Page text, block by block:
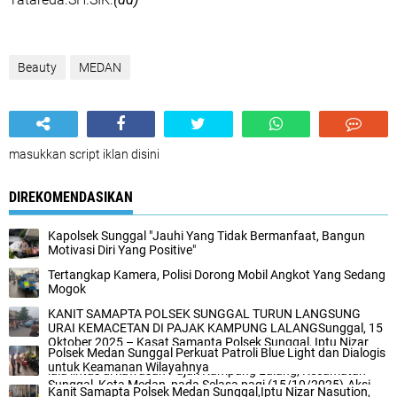
Beauty MEDAN
masukkan script iklan disini
DIREKOMENDASIKAN
Kapolsek Sunggal "Jauhi Yang Tidak Bermanfaat, Bangun
Motivasi Diri Yang Positive"
Tertangkap Kamera, Polisi Dorong Mobil Angkot Yang Sedang
Mogok‎‎
KANIT SAMAPTA POLSEK SUNGGAL TURUN LANGSUNG
URAI KEMACETAN DI PAJAK KAMPUNG LALANG‎‎Sunggal, 15
Oktober 2025 – Kasat Samapta Polsek Sunggal, Iptu Nizar
Nasution, memimpin langsung pengamanan dan pengaturan
lalu lintas di kawasan Pajak Kampung Lalang, Kecamatan
Sunggal, Kota Medan, pada Selasa pagi (15/10/2025).‎‎Aksi
‎Polsek Medan Sunggal Perkuat Patroli Blue Light dan Dialogis
untuk Keamanan Wilayahnya‎
Kanit Samapta Polsek Medan Sunggal,Iptu Nizar Nasution,